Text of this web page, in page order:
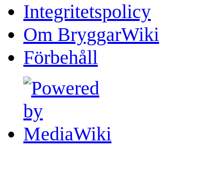
Integritetspolicy
Om BryggarWiki
Förbehåll